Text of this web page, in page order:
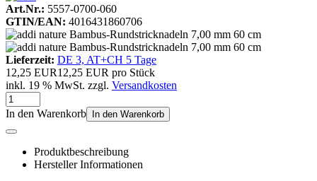
Art.Nr.: 5557-0700-060
GTIN/EAN: 4016431860706
Lieferzeit: DE 3, AT+CH 5 Tage
12,25 EUR12,25 EUR pro Stück
inkl. 19 % MwSt. zzgl. Versandkosten
In den Warenkorb In den Warenkorb
Produktbeschreibung
Hersteller Informationen